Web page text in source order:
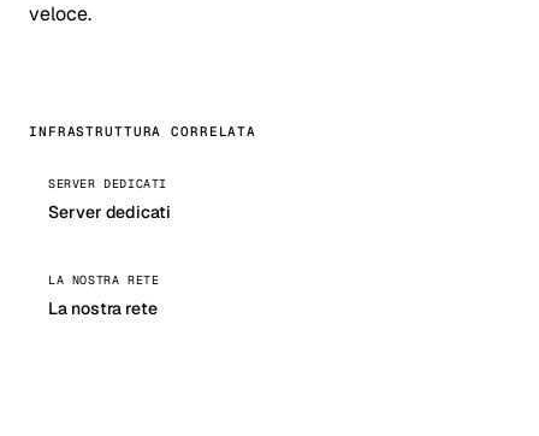
veloce.
INFRASTRUTTURA CORRELATA
SERVER DEDICATI
Server dedicati
LA NOSTRA RETE
La nostra rete